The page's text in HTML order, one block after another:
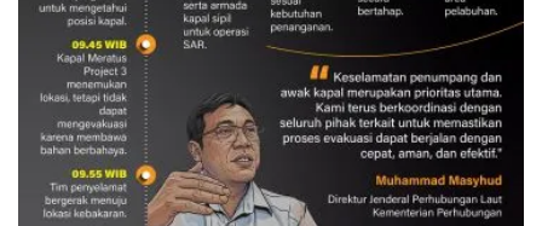
Evakuasi korban kebakaran KM
Mutiara Sentosa 2
3 Agustus 2026